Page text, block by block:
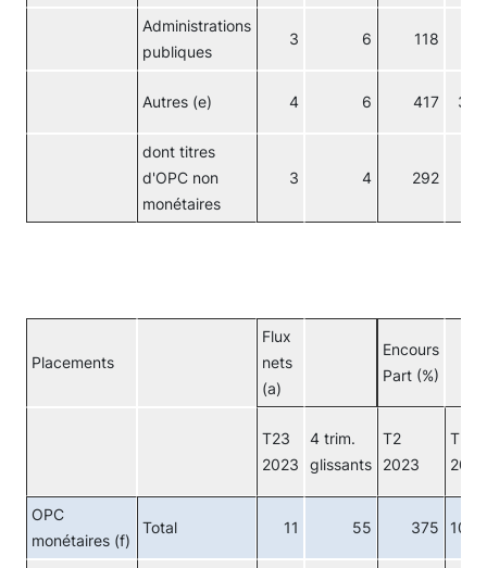
Administrations
publiques
3 6 118
Autres (e) 4 6 417
dont titres
d'OPC non
monétaires
3 4 292
Placements
Flux
nets
(a)
Encours
Part (%)
T23
2023
4 trim.
glissants
T2
2023
T2
2023
OPC
monétaires (f)
Total 11 55 375